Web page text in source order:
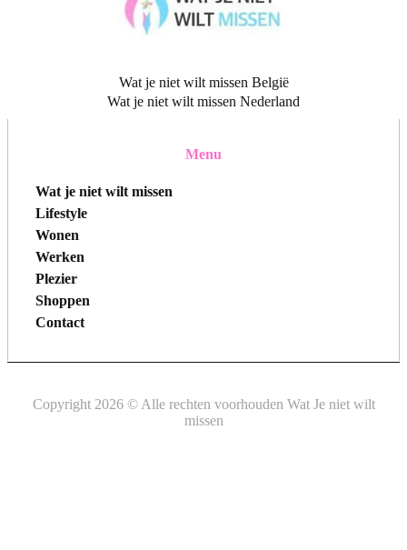
Wat je niet wilt missen België
Wat je niet wilt missen Nederland
Menu
Wat je niet wilt missen
Lifestyle
Wonen
Werken
Plezier
Shoppen
Contact
Copyright 2026 © Alle rechten voorhouden Wat Je niet wilt
missen